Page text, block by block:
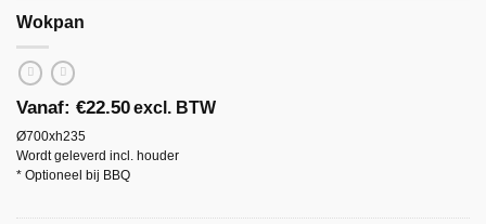
Wokpan
Vanaf: €22.50excl. BTW
Ø700xh235
Wordt geleverd incl. houder
* Optioneel bij BBQ